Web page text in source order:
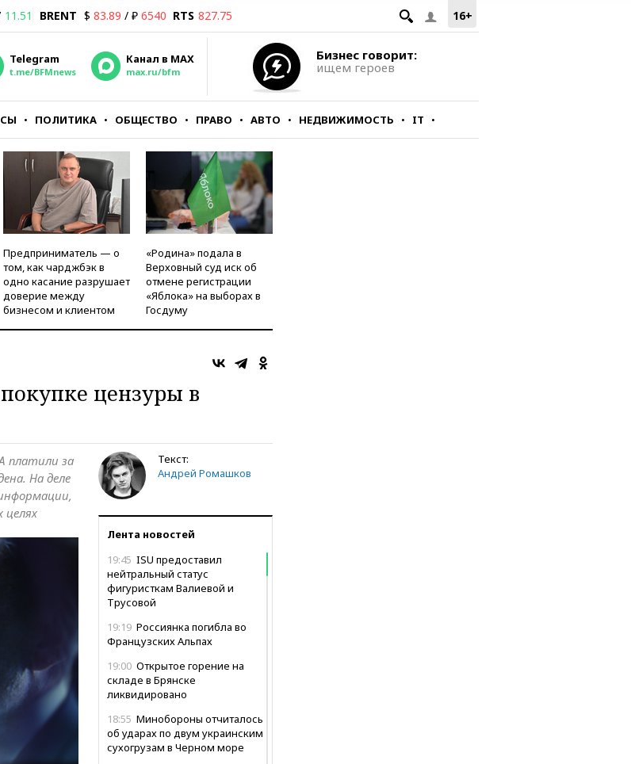
16+
11.51 BRENT $ 83.89 / ₽ 6540 RTS 827.75
Telegram
t.me/BFMnews
Канал в MAX
max.ru/bfm
Бизнес говорит:
ищем героев
ПОЛИТИКА ОБЩЕСТВО ПРАВО АВТО НЕДВИЖИМОСТЬ IT
Предприниматель — о
том, как чарджбэк в
одно касание разрушает
доверие между
бизнесом и клиентом
«Родина» подала в
Верховный суд иск об
отмене регистрации
«Яблока» на выборах в
Госдуму
цензуры в
Текст:
Андрей Ромашков
Лента новостей
19:45 ISU предоставил
нейтральный статус
фигуристкам Валиевой и
Трусовой
19:19 Россиянка погибла во
Французских Альпах
19:00 Открытое горение на
складе в Брянске
ликвидировано
18:55 Минобороны отчиталось
об ударах по двум украинским
сухогрузам в Черном море
платили за
На деле
целях